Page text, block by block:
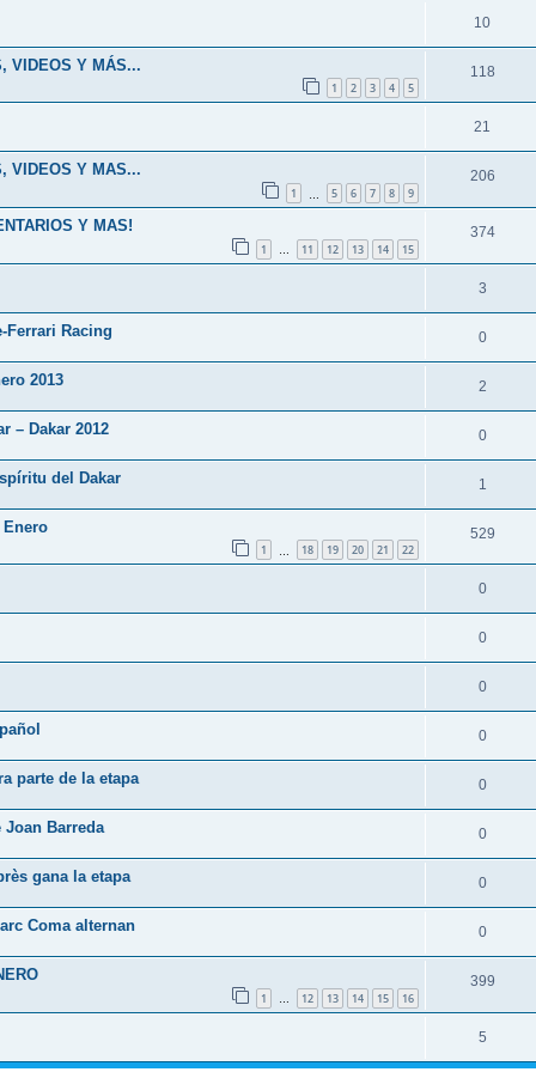
10
VIDEOS Y MÁS...
1 2 3 4 5
118
21
VIDEOS Y MAS...
1 5 6 7 8 9
206
Y MAS!
1 … 11 12 13 14 15
374
3
Racing 0
2013 2
– Dakar 2012 0
del Dakar 1
Enero
1 18 19 20 21 22
529
0
0
0
0
parte de la etapa 0
Joan Barreda 0
gana la etapa 0
Coma alternan 0
1 … 12 13 14 15 16
399
5